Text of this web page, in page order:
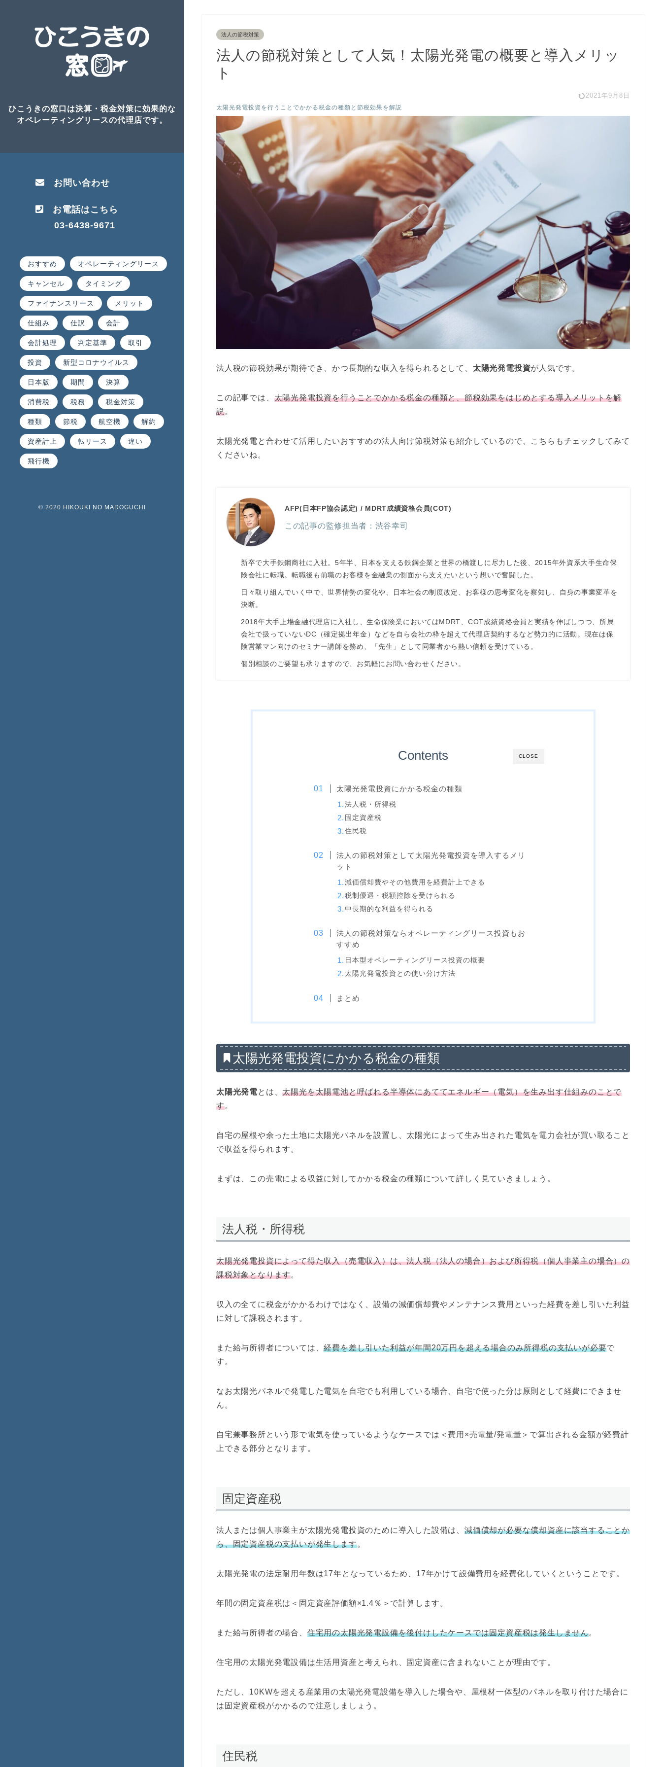
ひこうきの窓口は決算・税金対策に効果的な
オペレーティングリースの代理店です。
お問い合わせ
お電話はこちら
03-6438-9671
おすすめ オペレーティングリース
キャンセル タイミング
ファイナンスリース メリット
仕組み 仕訳 会計
会計処理 判定基準 取引
投資 新型コロナウイルス
日本版 期間 決算
消費税 税務 税金対策
種類 節税 航空機 解約
資産計上 転リース 違い
飛行機
© 2020 HIKOUKI NO MADOGUCHI
法人の節税対策
法人の節税対策として人気！太陽光発電の概要と導入メリッ
ト
2021年9月8日
太陽光発電投資を行うことでかかる税金の種類と節税効果を解説
法人税の節税効果が期待でき、かつ長期的な収入を得られるとして、 太陽光発電投資が人気です。
この記事では、 太陽光発電投資を行うことでかかる税金の種類と、節税効果をはじめとする導入メリットを解
説。
太陽光発電と合わせて活用したいおすすめの法人向け節税対策も紹介しているので、こちらもチェックしてみて
くださいね。
AFP(日本FP協会認定) / MDRT成績資格会員(COT)
この記事の監修担当者：渋谷幸司
新卒で大手鉄鋼商社に入社。5年半、日本を支える鉄鋼企業と世界の橋渡しに尽力した後、2015年外資系大手生命保
険会社に転職。転職後も前職のお客様を金融業の側面から支えたいという想いで奮闘した。
日々取り組んでいく中で、世界情勢の変化や、日本社会の制度改定、お客様の思考変化を察知し、自身の事業変革を
決断。
2018年大手上場金融代理店に入社し、生命保険業においてはMDRT、COT成績資格会員と実績を伸ばしつつ、所属
会社で扱っていないDC（確定拠出年金）などを自ら会社の枠を超えて代理店契約するなど勢力的に活動。現在は保
険営業マン向けのセミナー講師を務め、「先生」として同業者から熱い信頼を受けている。
個別相談のご要望も承りますので、お気軽にお問い合わせください。
CLOSE
Contents
太陽光発電投資にかかる税金の種類
法人税・所得税
固定資産税
住民税
法人の節税対策として太陽光発電投資を導入するメリ
ット
減価償却費やその他費用を経費計上できる
税制優遇・税額控除を受けられる
中長期的な利益を得られる
法人の節税対策ならオペレーティングリース投資もお
すすめ
日本型オペレーティングリース投資の概要
太陽光発電投資との使い分け方法
まとめ
太陽光発電投資にかかる税金の種類
太陽光発電とは、太陽光を太陽電池と呼ばれる半導体にあててエネルギー（電気）を生み出す仕組みのことで
す。
自宅の屋根や余った土地に太陽光パネルを設置し、太陽光によって生み出された電気を電力会社が買い取ること
で収益を得られます。
まずは、この売電による収益に対してかかる税金の種類について詳しく見ていきましょう。
法人税・所得税
太陽光発電投資によって得た収入（売電収入）は、法人税（法人の場合）および所得税（個人事業主の場合）の
課税対象となります。
収入の全てに税金がかかるわけではなく、設備の減価償却費やメンテナンス費用といった経費を差し引いた利益
に対して課税されます。
また給与所得者については、経費を差し引いた利益が年間20万円を超える場合のみ所得税の支払いが必要で
す。
なお太陽光パネルで発電した電気を自宅でも利用している場合、自宅で使った分は原則として経費にできませ
ん。
自宅兼事務所という形で電気を使っているようなケースでは＜費用×売電量/発電量＞で算出される金額が経費計
上できる部分となります。
固定資産税
法人または個人事業主が太陽光発電投資のために導入した設備は、減価償却が必要な償却資産に該当することか
ら、固定資産税の支払いが発生します。
太陽光発電の法定耐用年数は17年となっているため、17年かけて設備費用を経費化していくということです。
年間の固定資産税は＜固定資産評価額×1.4％＞で計算します。
また給与所得者の場合、 住宅用の太陽光発電設備を後付けしたケースでは固定資産税は発生しません。
住宅用の太陽光発電設備は生活用資産と考えられ、固定資産に含まれないことが理由です。
ただし、10KWを超える産業用の太陽光発電設備を導入した場合や、屋根材一体型のパネルを取り付けた場合に
は固定資産税がかかるので注意しましょう。
住民税